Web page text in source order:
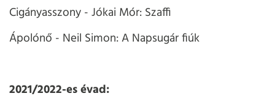
Cigányasszony - Jókai Mór: Szaffi
Ápolónő - Neil Simon: A Napsugár fiúk
2021/2022-es évad: